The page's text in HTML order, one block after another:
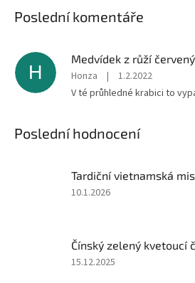
Poslední komentáře
H Honza |
1.2.2022
V té průhledné krabici to
Poslední hodnocení
Tardiční vietnamská
Hodnocení
z
5
10.1.2026
Čínský zelený kvetoucí
Hodnocení
15.12.2025